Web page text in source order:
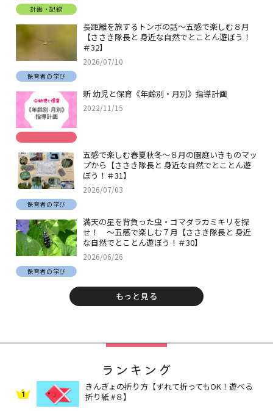
計画・記録
長距離を旅するトンボの話～五感で楽しむ８月
【ささき隊長と 身近な自然でとことん遊ぼう！
＃32】
2026/07/10
保育者の学び
新 幼児と保育《年齢別・月別》指導計画
2022/11/15
五感で楽しむ春夏秋冬～８月の園庭いきものマッ
プから【ささき隊長と 身近な自然でとことん遊
ぼう！＃31】
2026/07/03
保育者の学び
満天の星を背負った虫・ゴマダラカミキリを探
せ！ ～五感で楽しむ７月【ささき隊長と 身近
な自然でとことん遊ぼう！＃30】
2026/06/26
保育者の学び
もっと見る
ランキング
1
きんぎょの折り方【ずれて折ってもOK！遊べる
折り紙 #８】